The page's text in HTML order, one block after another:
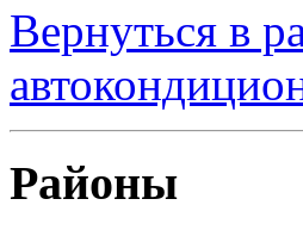
Вернуться в
Районы